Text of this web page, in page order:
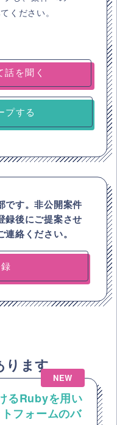
ください。
プする
です。非公開案件
録後にご提案させ
絡ください。
ります
NEW
るRubyを用い
フォームのバ